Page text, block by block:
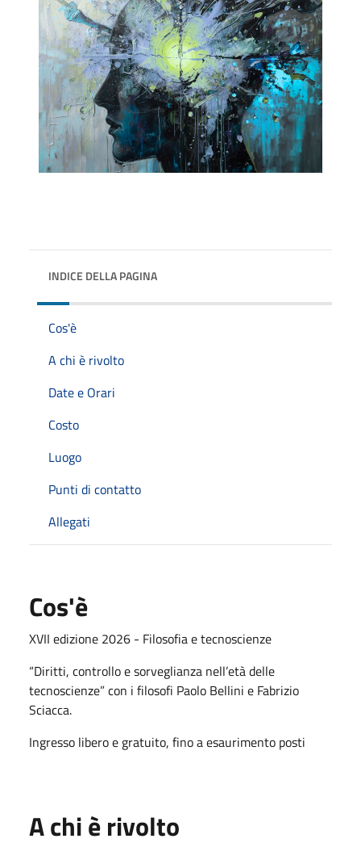
INDICE DELLA PAGINA
Cos'è
A chi è rivolto
Date e Orari
Costo
Luogo
Punti di contatto
Allegati
Cos'è
XVII edizione 2026 - Filosofia e tecnoscienze
“Diritti, controllo e sorveglianza nell’età delle
tecnoscienze” con i filosofi Paolo Bellini e Fabrizio
Sciacca.
Ingresso libero e gratuito, fino a esaurimento posti
A chi è rivolto